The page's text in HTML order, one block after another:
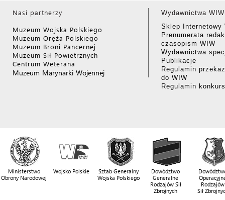
Nasi partnerzy
Muzeum Wojska Polskiego
Muzeum Oręża Polskiego
Muzeum Broni Pancernej
Muzeum Sił Powietrznych
Centrum Weterana
Muzeum Marynarki Wojennej
Wydawnictwa WIW
Sklep Internetowy
Prenumerata
czasopism WIW
Wydawnictwa
Publikacje
Regulamin
do WIW
Regulamin
Ministerstwo
Obrony Narodowej
Wojsko Polskie
Sztab Generalny
Wojska Polskiego
Dowództwo
Generalne
Rodzajów Sił
Zbrojnych
Rodzajów
Sił